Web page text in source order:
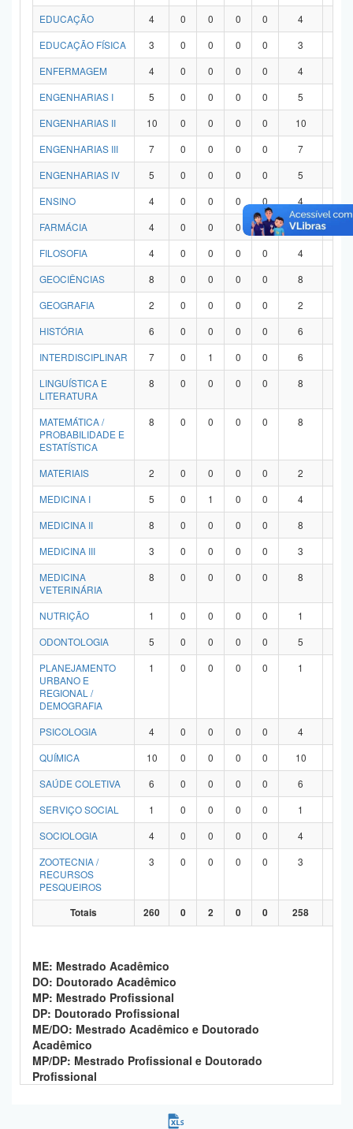
EDUCAÇÃO
4 0 0 0 0 4
EDUCAÇÃO FÍSICA
3 0 0 0 0 3
ENFERMAGEM
4 0 0 0 0 4
ENGENHARIAS I
5 0 0 0 0 5
ENGENHARIAS II
10 0 0 0 0 10
ENGENHARIAS III
7 0 0 0 0 7
ENGENHARIAS IV
5 0 0 0 0 5
ENSINO
4 0 0 0 0 4
FARMÁCIA
4 0 0 0 0 4
FILOSOFIA
4 0 0 0 0 4
GEOCIÊNCIAS
8 0 0 0 0 8
GEOGRAFIA
2 0 0 0 0 2
HISTÓRIA
6 0 0 0 0 6
INTERDISCIPLINAR
7 0 1 0 0 6
LINGUÍSTICA E
LITERATURA
8 0 0 0 0 8
MATEMÁTICA /
PROBABILIDADE E
ESTATÍSTICA
8 0 0 0 0 8
MATERIAIS 2 0 0 0 0 2
MEDICINA I
5 0 1 0 0 4
MEDICINA II
8 0 0 0 0 8
MEDICINA III
3 0 0 0 0 3
MEDICINA
VETERINÁRIA
8 0 0 0 0 8
NUTRIÇÃO 1 0 0 0 0 1
ODONTOLOGIA
5 0 0 0 0 5
PLANEJAMENTO
URBANO E
REGIONAL /
DEMOGRAFIA
1 0 0 0 0 1
PSICOLOGIA 4 0 0 0 0 4
QUÍMICA
10 0 0 0 0 10
SAÚDE COLETIVA
6 0 0 0 0 6
SERVIÇO SOCIAL
1 0 0 0 0 1
SOCIOLOGIA
4 0 0 0 0 4
ZOOTECNIA /
RECURSOS
PESQUEIROS
3 0 0 0 0 3
Totais 260 0 2 0 0 258
ME: Mestrado Acadêmico
DO: Doutorado Acadêmico
MP: Mestrado Profissional
DP: Doutorado Profissional
ME/DO: Mestrado Acadêmico e Doutorado
Acadêmico
MP/DP: Mestrado Profissional e Doutorado
Profissional